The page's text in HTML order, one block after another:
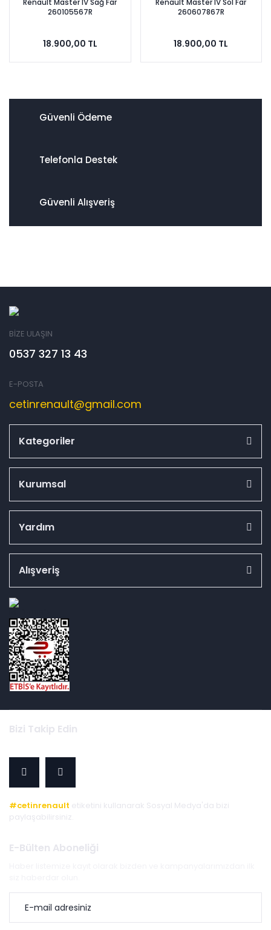
Renault Master IV Sağ Far
260105567R
18.900,00 TL
Renault Master IV Sol Far
260607867R
18.900,00 TL
Güvenli Ödeme
Telefonla Destek
Güvenli Alışveriş
BİZE ULAŞIN
0537 327 13 43
E-POSTA
cetinrenault@gmail.com
Kategoriler
Kurumsal
Yardım
Alışveriş
Bizi Takip Edin
#cetinrenault etiketini kullanarak Sosyal Medya'da bizi
paylaşabilirsiniz.
E-Bülten Aboneliği